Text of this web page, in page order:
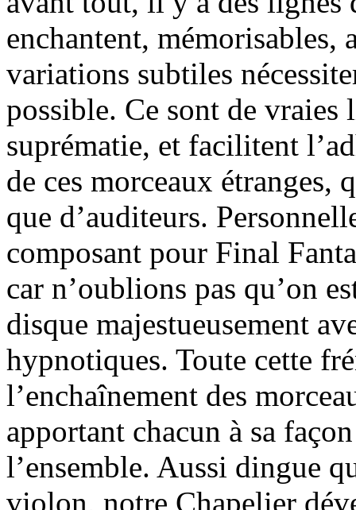
enchantent, mémorisables,
variations subtiles
possible. Ce sont de
suprématie, et facilitent
de ces morceaux étranges,
que d’auditeurs.
composant pour Final
car n’oublions pas qu’on
disque majestueusement
hypnotiques. Toute cette
l’enchaînement des
apportant chacun à sa
l’ensemble. Aussi dingue
violon, notre Chapelier